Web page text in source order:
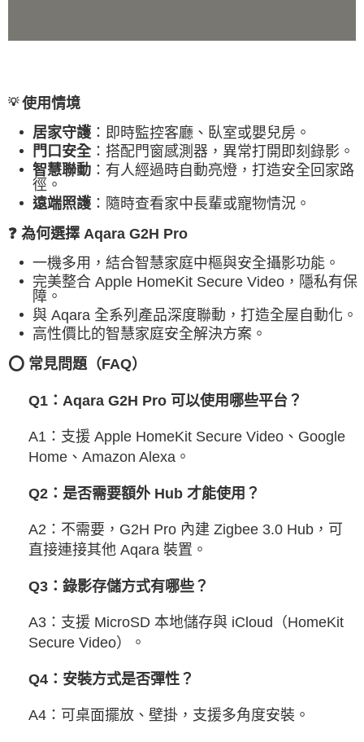
💡 使用情境
居家守護 ：即時監控客廳、臥室或嬰兒房。
門口安全：搭配門窗感測器，異常打開即刻錄影。
智慧聯動 ：有人經過時自動亮燈，打造安全回家路
徑。
遠端照護 ：隨時查看家中長輩或寵物情況。
❓ 為何選擇 Aqara G2H Pro
一機多用，結合智慧家庭中樞與安全攝影功能。
完美整合 Apple HomeKit Secure Video，隱私有保
障。
與 Aqara 全系列產品深度聯動，打造全屋自動化。
高性價比的智慧家庭安全解決方案。
⭕️ 常見問題（FAQ）
Q1：Aqara G2H Pro 可以使用哪些平台？
A1：支援 Apple HomeKit Secure Video、Google
Home、Amazon Alexa。
Q2：是否需要額外 Hub 才能使用？
A2：不需要，G2H Pro 內建 Zigbee 3.0 Hub，可
直接連接其他 Aqara 裝置。
Q3：錄影存儲方式有哪些？
A3：支援 MicroSD 本地儲存與 iCloud（HomeKit
Secure Video）。
Q4：安裝方式是否彈性？
A4：可桌面擺放、壁掛，支援多角度安裝。